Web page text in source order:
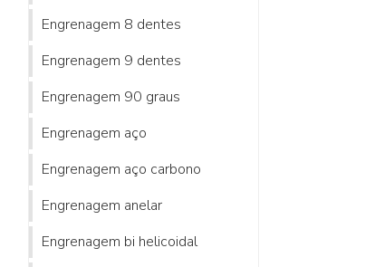
Engrenagem 8 dentes
Engrenagem 9 dentes
Engrenagem 90 graus
Engrenagem aço
Engrenagem aço carbono
Engrenagem anelar
Engrenagem bi helicoidal